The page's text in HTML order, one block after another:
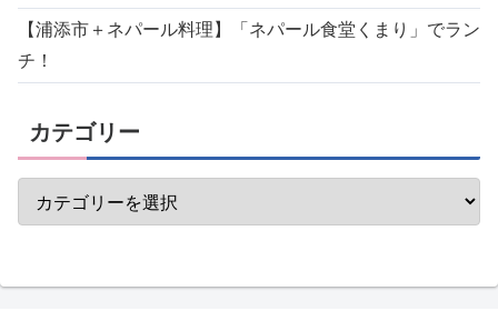
【浦添市＋ネパール料理】「ネパール食堂くまり」でラン
チ！
カテゴリー